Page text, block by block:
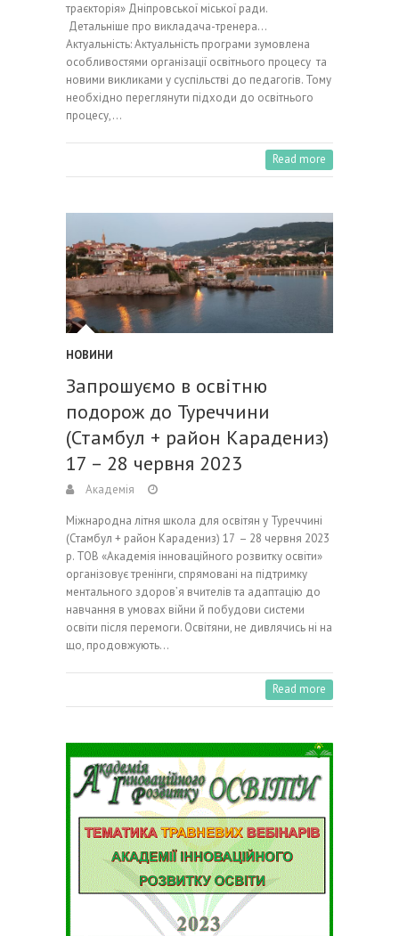
траєкторія» Дніпровської міської ради.
Детальніше про викладача-тренера…
Актуальність: Актуальність програми зумовлена
особливостями організації освітнього процесу та
новими викликами у суспільстві до педагогів. Тому
необхідно переглянути підходи до освітнього
процесу,…
Read more
НОВИНИ
Запрошуємо в освітню
подорож до Туреччини
(Стамбул + район Карадениз)
17 – 28 червня 2023
Академія
Міжнародна літня школа для освітян у Туреччині
(Стамбул + район Карадениз) 17 – 28 червня 2023
р. ТОВ «Академія інноваційного розвитку освіти»
організовує тренінги, спрямовані на підтримку
ментального здоров’я вчителів та адаптацію до
навчання в умовах війни й побудови системи
освіти після перемоги. Освітяни, не дивлячись ні на
що, продовжують…
Read more